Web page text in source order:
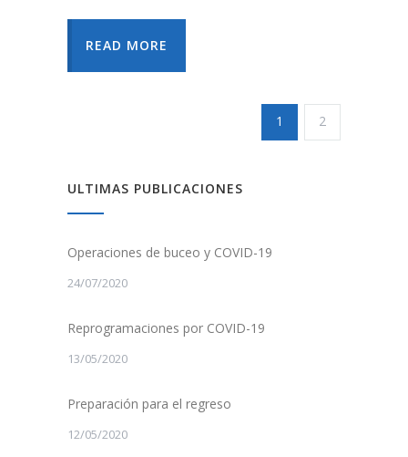
READ MORE
1 2
ULTIMAS PUBLICACIONES
Operaciones de buceo y COVID-19
24/07/2020
Reprogramaciones por COVID-19
13/05/2020
Preparación para el regreso
12/05/2020